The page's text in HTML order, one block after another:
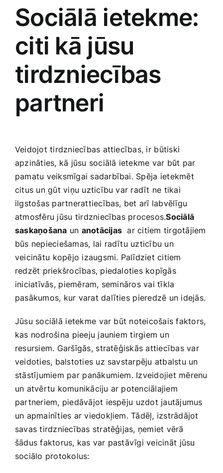
Sociālā ietekme:
citi​ kā jūsu
tirdzniecības
partneri
Veidojot tirdzniecības attiecības, ir ⁢būtiski
apzināties, kā jūsu sociālā ietekme var būt par
pamatu veiksmīgai sadarbībai. Spēja⁤ ietekmēt
citus un gūt viņu uzticību var radīt ne tikai
ilgstošas partnerattiecības, bet arī‌ labvēlīgu⁢
atmosfēru jūsu⁢ tirdzniecības procesos.Sociālā ​
saskaņošana un anotācijas ‌ ar citiem tirgotājiem
būs nepieciešamas, lai radītu uzticību un
veicinātu⁣ kopējo izaugsmi. Palīdziet citiem
redzēt priekšrocības, piedaloties kopīgās
iniciatīvās, ⁤piemēram,​ semināros vai tīkla
pasākumos,‍ kur varat dalīties⁢ pieredzē un idejās.
Jūsu sociālā⁣ ietekme ⁤var būt noteicošais faktors,
kas nodrošina ⁣pieeju ‍jauniem⁣ tirgiem un
resursiem. Garšīgās,⁤ stratēģiskās attiecības var‌
veidoties, balstoties uz savstarpēju atbalstu un ‌
stāstījumiem par ⁢panākumiem. Izveidojiet mērenu
un atvērtu komunikāciju ar potenciālajiem
partneriem, piedāvājot iespēju ⁤uzdot jautājumus
un ‍apmainīties ar viedokļiem. Tādēļ, izstrādājot
‍savas tirdzniecības stratēģijas, ņemiet vērā
‍šādus faktorus, kas var pastāvīgi veicināt ⁤jūsu
sociālo protokolus: